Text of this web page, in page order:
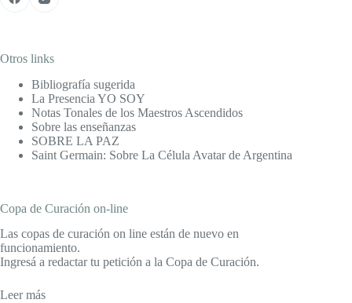
Otros links
Bibliografía sugerida
La Presencia YO SOY
Notas Tonales de los Maestros Ascendidos
Sobre las enseñanzas
SOBRE LA PAZ
Saint Germain: Sobre La Célula Avatar de Argentina
Copa de Curación on-line
Las copas de curación on line están de nuevo en
funcionamiento.
Ingresá a redactar tu petición a la Copa de Curación.
Leer más